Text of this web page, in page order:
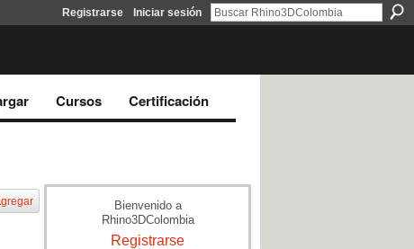
Registrarse Iniciar sesión
Cursos Certificación
Bienvenido a
Rhino3DColombia
Registrarse